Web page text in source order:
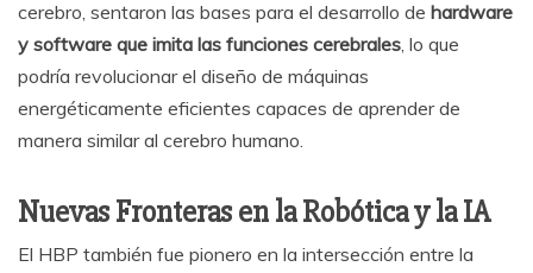
cerebro, sentaron las bases para el desarrollo de hardware
y software que imita las funciones cerebrales, lo que
podría revolucionar el diseño de máquinas
energéticamente eficientes capaces de aprender de
manera similar al cerebro humano.
Nuevas Fronteras en la Robótica y la IA
El HBP también fue pionero en la intersección entre la